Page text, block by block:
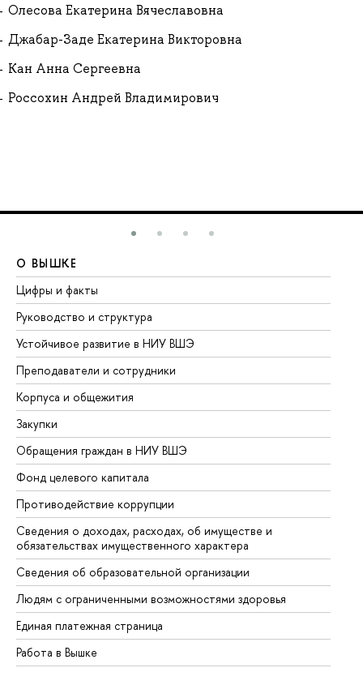
Олесова Екатерина Вячеславовна
Джабар-Заде Екатерина Викторовна
Кан Анна Сергеевна
Россохин Андрей Владимирович
О ВЫШКЕ
Цифры и факты
Руководство и структура
Устойчивое развитие в НИУ ВШЭ
Преподаватели и сотрудники
Корпуса и общежития
Закупки
Обращения граждан в НИУ ВШЭ
Фонд целевого капитала
Противодействие коррупции
Сведения о доходах, расходах, об имуществе и
обязательствах имущественного характера
Сведения об образовательной организации
Людям с ограниченными возможностями здоровья
Единая платежная страница
Работа в Вышке